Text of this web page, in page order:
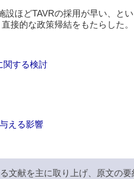
ほどTAVRの採用が早い、とい
接的な政策帰結をもたらした。
関する検討
える影響
文献を主に取り上げ、原文の